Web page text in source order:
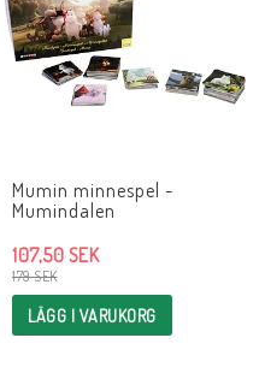
Mumin minnespel -
Mumindalen
179 SEK
107,50 SEK
LÄGG I VARUKORG